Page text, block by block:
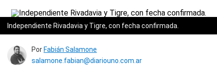
Independiente Rivadavia y Tigre, con fecha confirmada.
Por Fabián Salamone
salamone.fabian@diariouno.com.ar